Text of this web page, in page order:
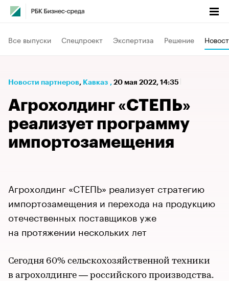
Все выпуски Спецпроект Экспертиза Решение
Новости партнеров⁠, Кавказ , 20 мая 2022, 14:35
Агрохолдинг «СТЕПЬ»
реализует программу
импортозамещения
Агрохолдинг «СТЕПЬ» реализует стратегию
импортозамещения и перехода на продукцию
отечественных поставщиков уже
на протяжении нескольких лет
Сегодня 60% сельскохозяйственной техники
в агрохолдинге — российского производства.